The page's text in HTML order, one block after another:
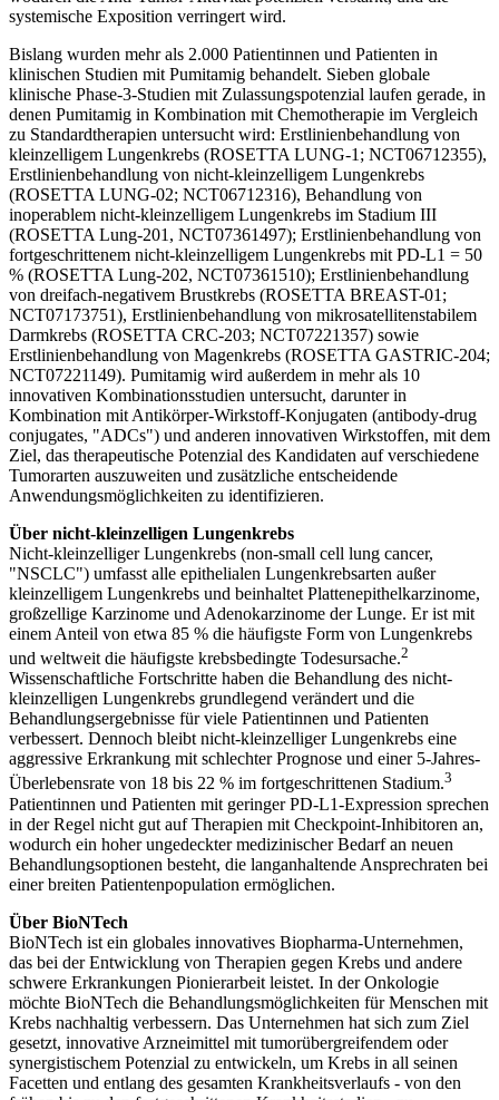
systemische Exposition verringert wird.
Bislang wurden mehr als 2.000 Patientinnen und Patienten in
klinischen Studien mit Pumitamig behandelt. Sieben globale
klinische Phase-3-Studien mit Zulassungspotenzial laufen gerade, in
denen Pumitamig in Kombination mit Chemotherapie im Vergleich
zu Standardtherapien untersucht wird: Erstlinienbehandlung von
kleinzelligem Lungenkrebs (ROSETTA LUNG-1; NCT06712355),
Erstlinienbehandlung von nicht-kleinzelligem Lungenkrebs
(ROSETTA LUNG-02; NCT06712316), Behandlung von
inoperablem nicht-kleinzelligem Lungenkrebs im Stadium III
(ROSETTA Lung-201, NCT07361497); Erstlinienbehandlung von
fortgeschrittenem nicht-kleinzelligem Lungenkrebs mit PD-L1 = 50
% (ROSETTA Lung-202, NCT07361510); Erstlinienbehandlung
von dreifach-negativem Brustkrebs (ROSETTA BREAST-01;
NCT07173751), Erstlinienbehandlung von mikrosatellitenstabilem
Darmkrebs (ROSETTA CRC-203; NCT07221357) sowie
Erstlinienbehandlung von Magenkrebs (ROSETTA GASTRIC-204;
NCT07221149). Pumitamig wird außerdem in mehr als 10
innovativen Kombinationsstudien untersucht, darunter in
Kombination mit Antikörper-Wirkstoff-Konjugaten (antibody-drug
conjugates, "ADCs") und anderen innovativen Wirkstoffen, mit dem
Ziel, das therapeutische Potenzial des Kandidaten auf verschiedene
Tumorarten auszuweiten und zusätzliche entscheidende
Anwendungsmöglichkeiten zu identifizieren.
Über nicht-kleinzelligen Lungenkrebs
Nicht-kleinzelliger Lungenkrebs (non-small cell lung cancer,
"NSCLC") umfasst alle epithelialen Lungenkrebsarten außer
kleinzelligem Lungenkrebs und beinhaltet Plattenepithelkarzinome,
großzellige Karzinome und Adenokarzinome der Lunge. Er ist mit
einem Anteil von etwa 85 % die häufigste Form von Lungenkrebs
und weltweit die häufigste krebsbedingte Todesursache.2
Wissenschaftliche Fortschritte haben die Behandlung des nicht-
kleinzelligen Lungenkrebs grundlegend verändert und die
Behandlungsergebnisse für viele Patientinnen und Patienten
verbessert. Dennoch bleibt nicht-kleinzelliger Lungenkrebs eine
aggressive Erkrankung mit schlechter Prognose und einer 5-Jahres-
Überlebensrate von 18 bis 22 % im fortgeschrittenen Stadium.3
Patientinnen und Patienten mit geringer PD-L1-Expression sprechen
in der Regel nicht gut auf Therapien mit Checkpoint-Inhibitoren an,
wodurch ein hoher ungedeckter medizinischer Bedarf an neuen
Behandlungsoptionen besteht, die langanhaltende Ansprechraten bei
einer breiten Patientenpopulation ermöglichen.
Über BioNTech
BioNTech ist ein globales innovatives Biopharma-Unternehmen,
das bei der Entwicklung von Therapien gegen Krebs und andere
schwere Erkrankungen Pionierarbeit leistet. In der Onkologie
möchte BioNTech die Behandlungsmöglichkeiten für Menschen mit
Krebs nachhaltig verbessern. Das Unternehmen hat sich zum Ziel
gesetzt, innovative Arzneimittel mit tumorübergreifendem oder
synergistischem Potenzial zu entwickeln, um Krebs in all seinen
Facetten und entlang des gesamten Krankheitsverlaufs - von den